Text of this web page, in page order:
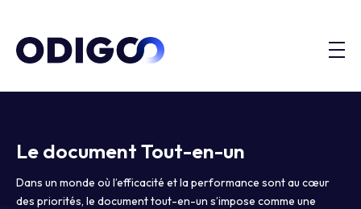
Le document Tout-en-un
Dans un monde où l’efficacité et la performance sont au cœur
des priorités, le document tout-en-un s’impose comme une